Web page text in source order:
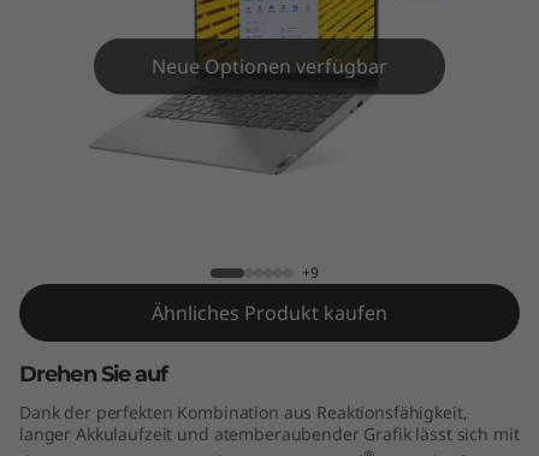
n
e
Neue Optionen verfügbar
+9
Ähnliches Produkt kaufen
Drehen Sie auf
Dank der perfekten Kombination aus Reaktionsfähigkeit,
langer Akkulaufzeit und atemberaubender Grafik lässt sich mit